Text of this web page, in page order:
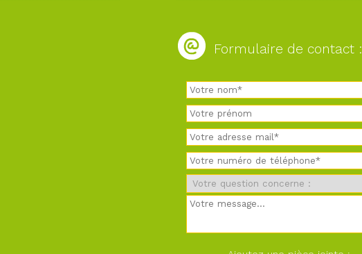
Formulaire de contact :